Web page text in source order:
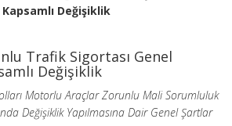
Kapsamlı Değişiklik
Trafik Sigortası Genel
Değişiklik
Motorlu Araçlar Zorunlu Mali Sorumluluk
Değişiklik Yapılmasına Dair Genel Şartlar